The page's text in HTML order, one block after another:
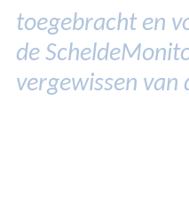
toegebracht en
de
vergewissen van